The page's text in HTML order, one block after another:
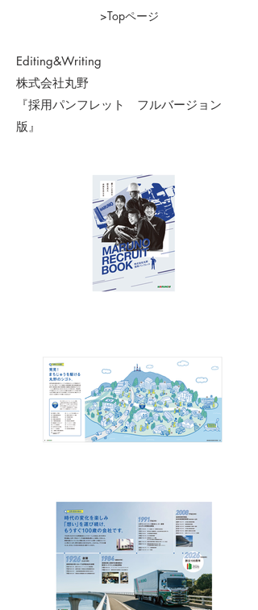
>Topページ
Editing&Writing
株式会社丸野
『採用パンフレット フルバージョン
版』